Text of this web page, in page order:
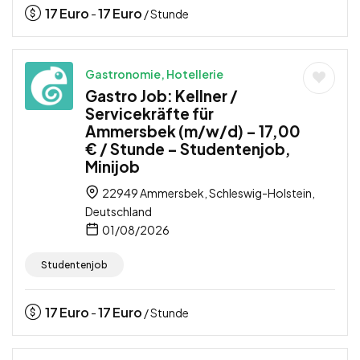
17Euro -17Euro / Stunde
Gastronomie, Hotellerie
Gastro Job: Kellner /
Servicekräfte für
Ammersbek (m/w/d) – 17,00
€ / Stunde – Studentenjob,
Minijob
22949 Ammersbek, Schleswig-Holstein,
Deutschland
01/08/2026
Studentenjob
17Euro -17Euro / Stunde